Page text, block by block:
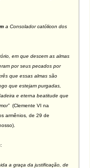
a Consolador católicon dos
em que descem as almas
por seus pecados por
que essas almas são
que estejam purgadas,
e eterna beatitude que
(Clemente VI na
armênios de 29 de
a graça da justificação, de